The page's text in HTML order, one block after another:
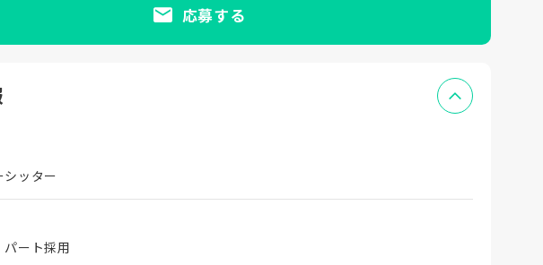
応募する
ッター
ート採用